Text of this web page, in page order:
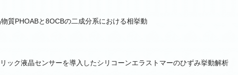
質PHOABと8OCBの二成分系における相挙動
ック液晶センサーを導入したシリコーンエラストマーのひずみ挙動解析